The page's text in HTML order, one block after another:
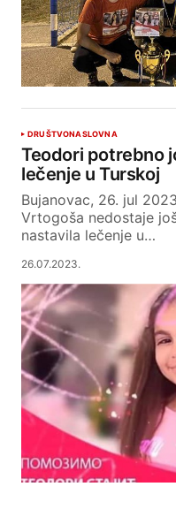
DRUŠTVONASLOVNA
Teodori potrebno
lečenje u Turskoj
Bujanovac, 26. jul
Vrtogoša nedostaje
nastavila lečenje u…
26.07.2023.